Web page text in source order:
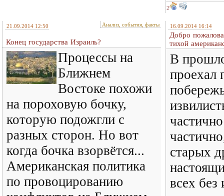
2
21.09.2014 12:50 Анализ, события, факты
Конец государства Израиль?
Процессы на
Ближнем
Востоке похожи
на пороховую бочку,
которую подожгли с
разных сторон. Но вот
когда бочка взорвётся...
Американская политика
по провоцированию
16.09.2014 16:14
Добро
тихой
В
проехал
старых
всех без